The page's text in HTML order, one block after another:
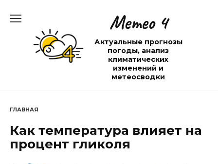
содержанию
Метео 4
Актуальные прогнозы
погоды, анализ
климатических
изменений и
метеосводки
ГЛАВНАЯ
Как температура влияет на
процент гликоля